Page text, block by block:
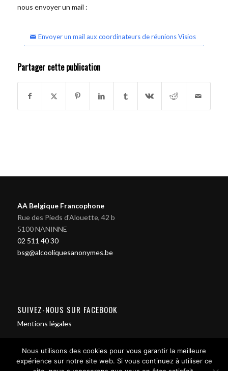
nous envoyer un mail :
Envoyer un mail aux coordinateurs de réunions Visios
Partager cette publication
AA Belgique Francophone
Rue des Pieds d'Alouette, 42 b
5100 NANINNE
02 511 40 30
bsg@alcooliquesanonymes.be
SUIVEZ-NOUS SUR FACEBOOK
Mentions légales
Nous utilisons des cookies pour vous garantir la meilleure
expérience sur notre site web. Si vous continuez à utiliser ce